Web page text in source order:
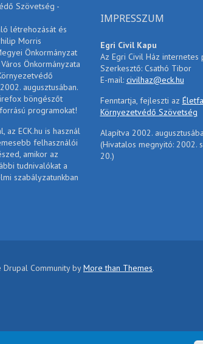
Szövetség -
létrehozását és
Morris
Önkormányzat
Önkormányzata
augusztusában.
böngészőt
programokat!
az ECK.hu is használ
felhasználói
amikor az
tudnivalókat a
szabályzatunkban
IMPRESSZUM
Egri Civil Kapu
Az Egri Civil Ház internetes
Szerkesztő: Csathó Tibor
E-mail: civilhaz@eck.hu
Fenntartja, fejleszti az Életfa
Környezetvédő Szövetség
Alapítva 2002.
(Hivatalos megnyitó: 2002.
20.)
Community byMore than Themes.